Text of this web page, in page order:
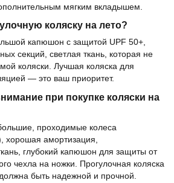
мягким вкладышем.
коляску на лето?
капюшон с защитой UPF 50+,
секций, светлая ткань, которая не
коляски. Лучшая коляска для
— это ваш приоритет.
при покупке коляски на
проходимые колеса
хорошая амортизация,
глубокий капюшон для защиты от
чехла на ножки. Прогулочная коляска
быть надежной и прочной.